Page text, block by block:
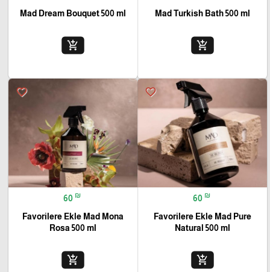
Mad Turkish Bath 500 ml
add_shopping_cart
Mad Dream Bouquet 500 ml
add_shopping_cart
favorite_border
60 ₪
Favorilere Ekle Mad Pure
Natural 500 ml
add_shopping_cart
favorite_border
60 ₪
Favorilere Ekle Mad Mona
Rosa 500 ml
add_shopping_cart